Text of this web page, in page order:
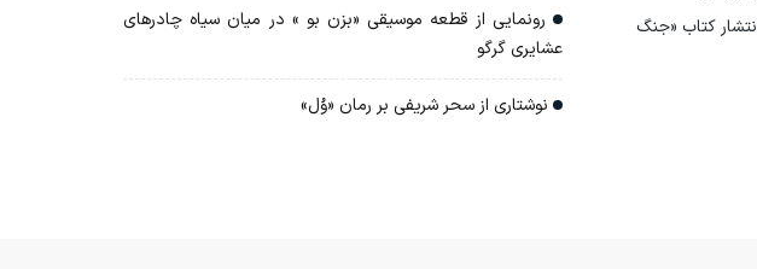
کتاب «جنگ
رونمایی از قطعه موسیقی «بزن بو » در میان سیاه چادرهای
عشایری گرگو
نوشتاری از سحر شریفی بر رمان «وُل»